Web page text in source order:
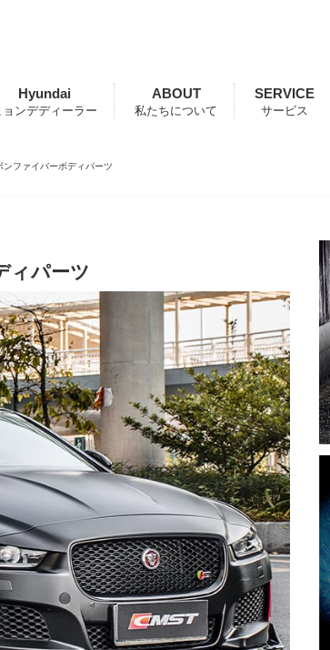
Hyundai
ョンデディーラー
ABOUT
私たちについて
SERVICE
サービス
ファイバーボディパーツ
ィパーツ